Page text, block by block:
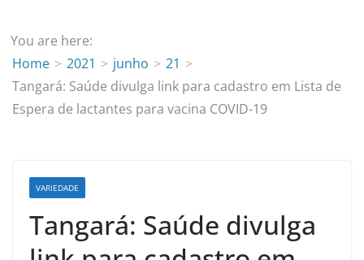
You are here:
Home
2021 junho
21
Tangará: Saúde divulga link para cadastro em Lista de
Espera de lactantes para vacina COVID-19
VARIEDADE
Tangará: Saúde divulga